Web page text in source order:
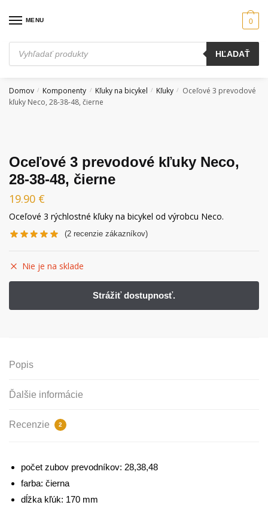
MENU
Products
search
HĽADAŤ
0
Domov / Komponenty / Kľuky na bicykel / Kľuky /
Oceľové 3 prevodové
kľuky Neco, 28-38-48, čierne
Oceľové 3 prevodové kľuky Neco,
28-38-48, čierne
19.90 €
Oceľové 3 rýchlostné kľuky na bicykel od výrobcu Neco.
(2 recenzie zákazníkov)
Nie je na sklade
Popis
Ďalšie informácie
Recenzie 2
počet zubov prevodníkov: 28,38,48
farba: čierna
dĺžka kľúk: 170 mm